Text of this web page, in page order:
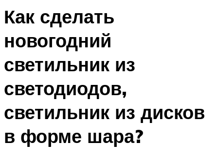
Как сделать
новогодний
светильник из
светодиодов,
светильник из дисков
в форме шара?